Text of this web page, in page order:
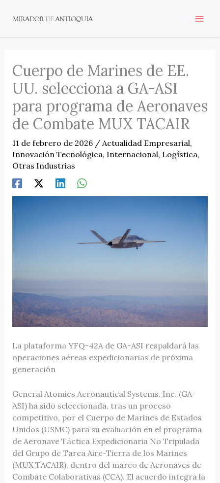
Cuerpo de Marines de EE.
UU. selecciona a GA-ASI
para programa de Aeronaves
de Combate MUX TACAIR
11 de febrero de 2026 / Actualidad Empresarial,
Innovación Tecnológica, Internacional, Logística,
Otras Industrias
La plataforma YFQ-42A de GA-ASI respaldará las
operaciones aéreas expedicionarias de próxima
generación
General Atomics Aeronautical Systems, Inc. (GA-
ASI) ha sido seleccionada, tras un proceso
competitivo, por el Cuerpo de Marines de Estados
Unidos (USMC) para su evaluación en el programa
de Aeronave Táctica Expedicionaria No Tripulada
del Grupo de Tarea Aire-Tierra de los Marines
(MUX TACAIR), dentro del marco de Aeronaves de
Combate Colaborativas (CCA). El acuerdo integra la